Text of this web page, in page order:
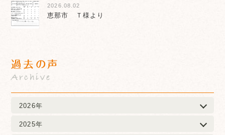
2026.08.02
恵那市 Ｔ様より
過去の声
Archive
2026年
2025年